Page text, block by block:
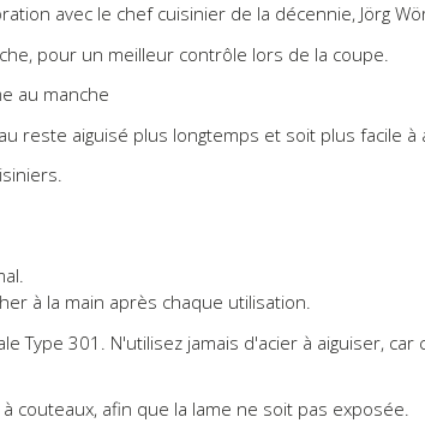
avec le chef cuisinier de la décennie, Jörg
pour un meilleur contrôle lors de la coupe.
au manche
reste aiguisé plus longtemps et soit plus facile à
à la main après chaque utilisation.
Type 301. N'utilisez jamais d'acier à aiguiser, car
couteaux, afin que la lame ne soit pas exposée.